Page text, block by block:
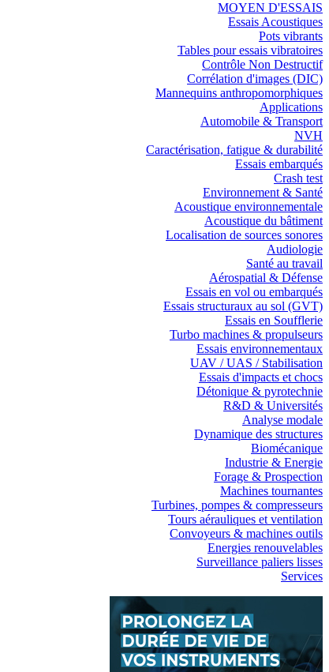
MOYEN D'ESSAIS
Essais Acoustiques
Pots vibrants
Tables pour essais vibratoires
Contrôle Non Destructif
Corrélation d'images (DIC)
Mannequins anthropomorphiques
Applications
Automobile & Transport
NVH
Caractérisation, fatigue & durabilité
Essais embarqués
Crash test
Environnement & Santé
Acoustique environnementale
Acoustique du bâtiment
Localisation de sources sonores
Audiologie
Santé au travail
Aérospatial & Défense
Essais en vol ou embarqués
Essais structuraux au sol (GVT)
Essais en Soufflerie
Turbo machines & propulseurs
Essais environnementaux
UAV / UAS / Stabilisation
Essais d'impacts et chocs
Détonique & pyrotechnie
R&D & Universités
Analyse modale
Dynamique des structures
Biomécanique
Industrie & Energie
Forage & Prospection
Machines tournantes
Turbines, pompes & compresseurs
Tours aérauliques et ventilation
Convoyeurs & machines outils
Energies renouvelables
Surveillance paliers lisses
Services